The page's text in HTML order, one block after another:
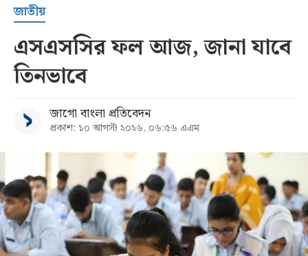
জাতীয়
এসএসসির ফল আজ, জানা যাবে
তিনভাবে
জাগো বাংলা প্রতিবেদন
প্রকাশ: ১০ আগস্ট ২০২৬, ০৬:৫৬ এএম